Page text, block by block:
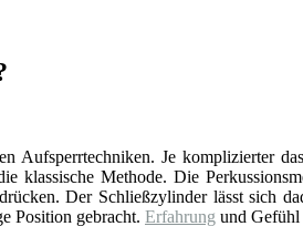
Aufsperrtechniken. Je komplizierter
klassische Methode. Die
Der Schließzylinder lässt sich
Position gebracht. Erfahrung und Gefühl